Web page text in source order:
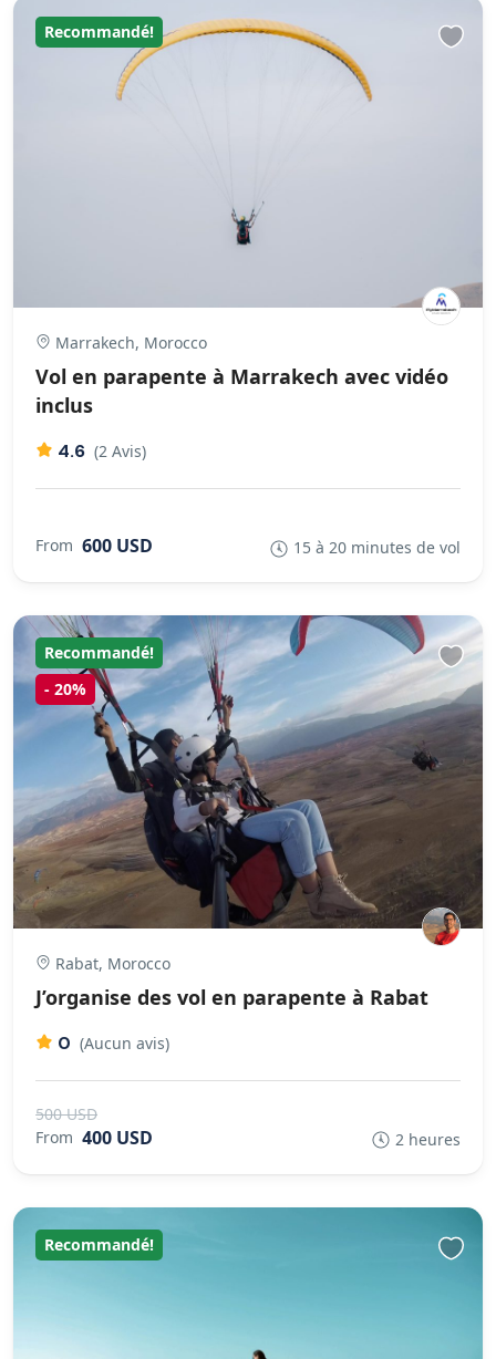
Recommandé!
Marrakech, Morocco
Vol en parapente à Marrakech avec vidéo
inclus
4.6 (2 Avis)
From 600 USD 15 à 20 minutes de vol
Recommandé!
- 20%
Rabat, Morocco
J’organise des vol en parapente à Rabat
0 (Aucun avis)
500 USD
From 400 USD 2 heures
Recommandé!